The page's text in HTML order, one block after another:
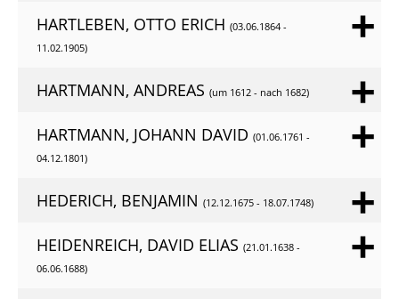
HARTLEBEN, OTTO ERICH (03.06.1864 -
11.02.1905)
HARTMANN, ANDREAS (um 1612 - nach 1682)
HARTMANN, JOHANN DAVID (01.06.1761 -
04.12.1801)
HEDERICH, BENJAMIN (12.12.1675 - 18.07.1748)
HEIDENREICH, DAVID ELIAS (21.01.1638 -
06.06.1688)